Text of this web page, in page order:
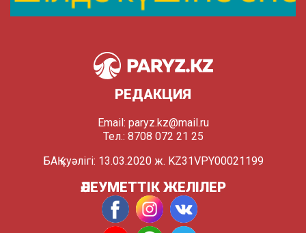
РЕДАКЦИЯ
Email: paryz.kz@mail.ru
Тел.: 8708 072 21 25
БАҚ куәлігі: 13.03.2020 ж. KZ31VPY00021199
ӘЛЕУМЕТТІК ЖЕЛІЛЕР